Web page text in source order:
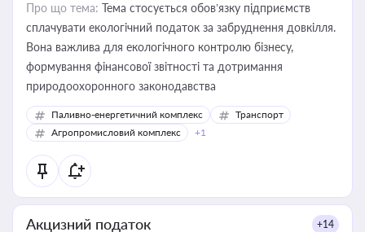
Про що тема: Тема стосується обов’язку підприємств
сплачувати екологічний податок за забруднення довкілля.
Вона важлива для екологічного контролю бізнесу,
формування фінансової звітності та дотримання
природоохоронного законодавства
Паливно-енергетичний комплекс
Транспорт
Агропромисловий комплекс
+1
Акцизний податок +14